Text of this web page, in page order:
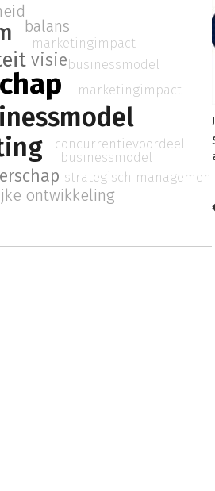
visie
balans
ontwikkeling
marketingimpact
concurrentievoordeel
businessmodel
marketingimpact
strategisch management
businessmodel